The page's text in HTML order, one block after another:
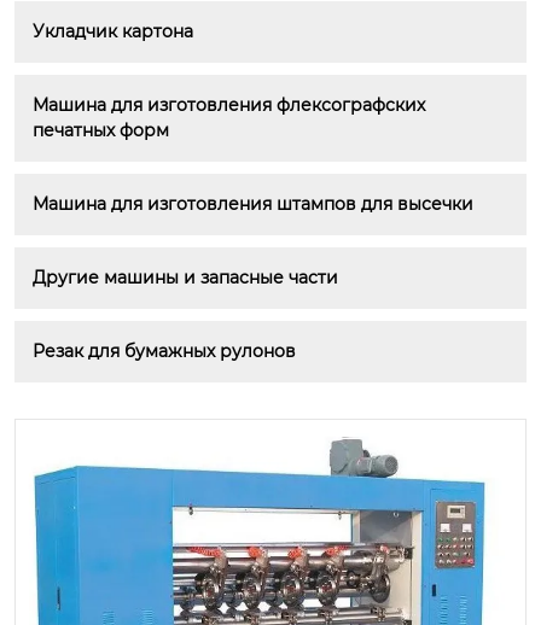
Укладчик картона
Машина для изготовления флексографских
печатных форм
Машина для изготовления штампов для высечки
Другие машины и запасные части
Резак для бумажных рулонов